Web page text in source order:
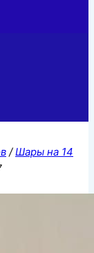
/ Шары на 14